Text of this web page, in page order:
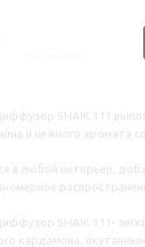
SHAIK 111
и нежного аромата
в любой интерьер,
SHAIK 111-
кардамона,